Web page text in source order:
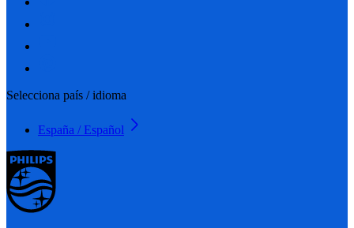
Selecciona país / idioma
España / Español